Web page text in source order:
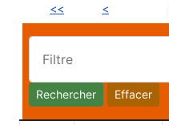
<<
<
Filtre
Rechercher Effacer